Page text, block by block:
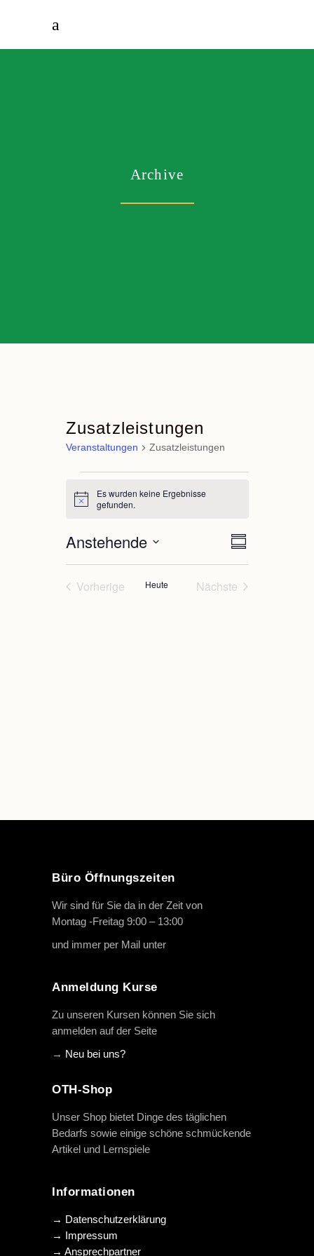
Archive
Zusatzleistungen
Veranstaltungen Zusatzleistungen
Hinweis
Es wurden keine Ergebnisse
gefunden.
Ansichten-
Veranstaltung
Ansichten-
Navigation
Anstehende
Vorherige
Heute
Nächste
Büro Öffnungszeiten
Wir sind für Sie da in der Zeit von
Montag -Freitag 9:00 – 13:00
und immer per Mail unter
Anmeldung Kurse
Zu unseren Kursen können Sie sich
anmelden auf der Seite
→ Neu bei uns?
OTH-Shop
Unser Shop bietet Dinge des täglichen
Bedarfs sowie einige schöne schmückende
Artikel und Lernspiele
Informationen
→ Datenschutzerklärung
→ Impressum
→ Ansprechpartner